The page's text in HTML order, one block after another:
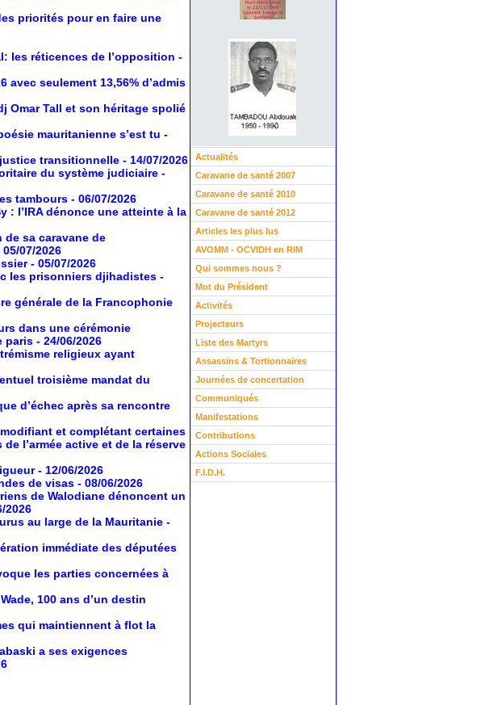
priorités pour en faire une
les réticences de l’opposition -
avec seulement 13,56% d’admis
Omar Tall et son héritage spolié
mauritanienne s’est tu -
justice transitionnelle - 14/07/2026
du système judiciaire -
tambours - 06/07/2026
: l’IRA dénonce une atteinte à la
sa caravane de
05/07/2026
- 05/07/2026
les prisonniers djihadistes -
générale de la Francophonie
dans une cérémonie
paris - 24/06/2026
religieux ayant
troisième mandat du
d’échec après sa rencontre
et complétant certaines
l’armée active et de la réserve
- 12/06/2026
de visas - 08/06/2026
de Walodiane dénoncent un
2026
au large de la Mauritanie -
immédiate des députées
les parties concernées à
100 ans d’un destin
qui maintiennent à flot la
a ses exigences
Actualités
Caravane de santé 2007
Caravane de santé 2010
Caravane de santé 2012
Articles les plus lus
AVOMM - OCVIDH en RIM
Qui sommes nous ?
Mot du Président
Activités
Projecteurs
Liste des Martyrs
Assassins & Tortionnaires
Journées de concertation
Communiqués
Manifestations
Contributions
Actions Sociales
F.I.D.H.